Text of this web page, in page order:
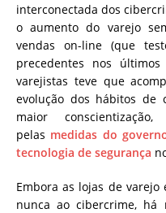
interconectada dos
o aumento do varejo
vendas on-line (que
precedentes nos
varejistas teve que
evolução dos hábitos de
maior
pelas medidas do
tecnologia de segurança
Embora as lojas de
nunca ao cibercrime, há